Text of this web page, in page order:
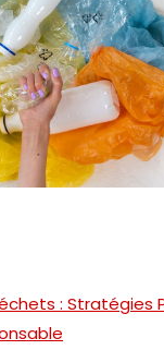
: Stratégies